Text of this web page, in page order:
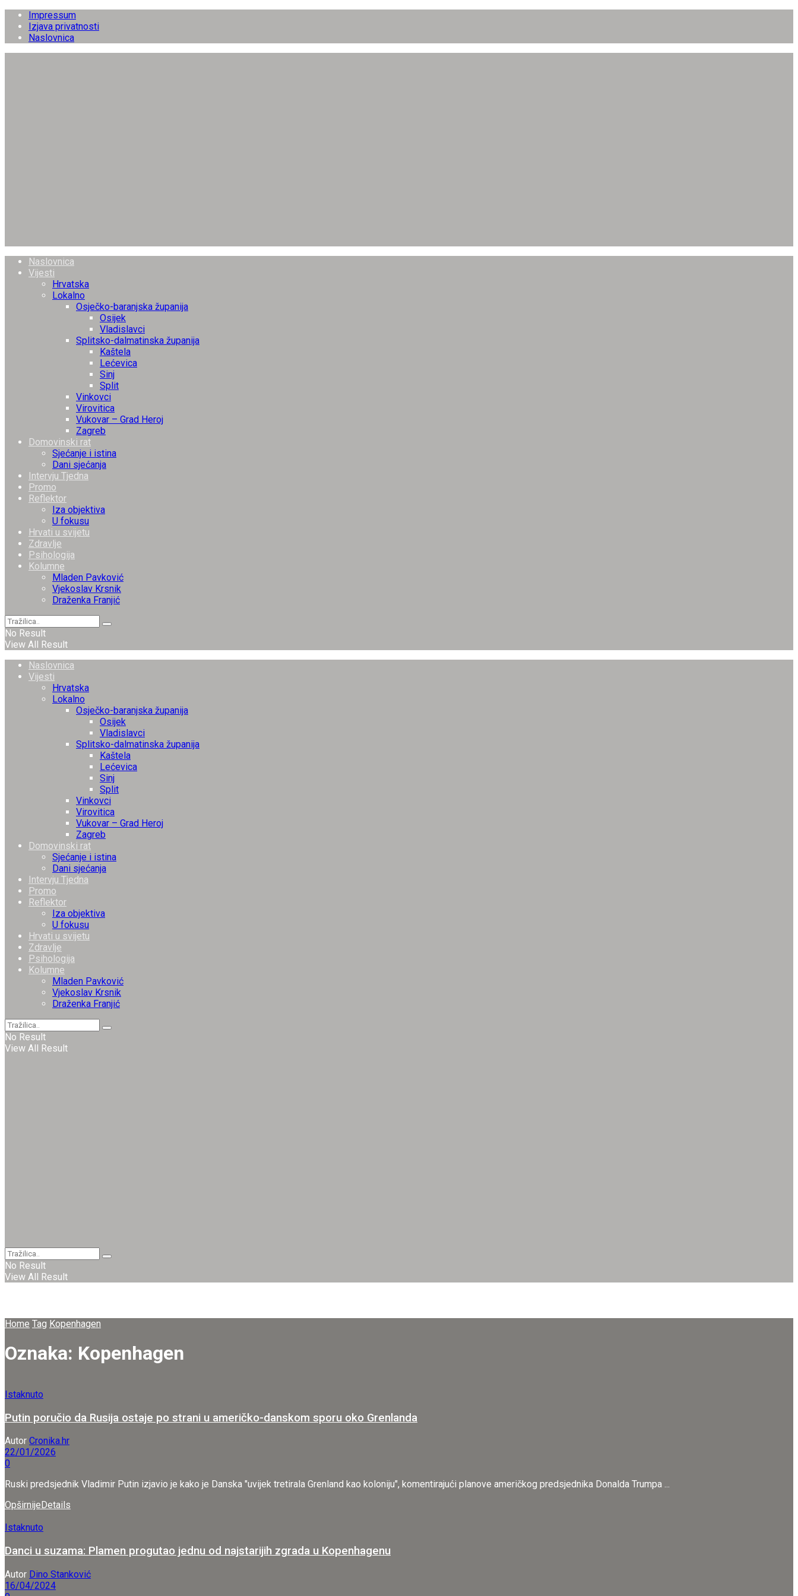
Impressum
Izjava privatnosti
Naslovnica
Naslovnica
Vijesti
Hrvatska
Lokalno
Osječko-baranjska županija
Osijek
Vladislavci
Splitsko-dalmatinska županija
Kaštela
Lećevica
Sinj
Split
Vinkovci
Virovitica
Vukovar – Grad Heroj
Zagreb
Domovinski rat
Sjećanje i istina
Dani sjećanja
Intervju Tjedna
Promo
Reflektor
Iza objektiva
U fokusu
Hrvati u svijetu
Zdravlje
Psihologija
Kolumne
Mladen Pavković
Vjekoslav Krsnik
Draženka Franjić
No Result
View All Result
Naslovnica
Vijesti
Hrvatska
Lokalno
Osječko-baranjska županija
Osijek
Vladislavci
Splitsko-dalmatinska županija
Kaštela
Lećevica
Sinj
Split
Vinkovci
Virovitica
Vukovar – Grad Heroj
Zagreb
Domovinski rat
Sjećanje i istina
Dani sjećanja
Intervju Tjedna
Promo
Reflektor
Iza objektiva
U fokusu
Hrvati u svijetu
Zdravlje
Psihologija
Kolumne
Mladen Pavković
Vjekoslav Krsnik
Draženka Franjić
No Result
View All Result
No Result
View All Result
Home Tag Kopenhagen
Oznaka: Kopenhagen
Istaknuto
Putin poručio da Rusija ostaje po strani u američko-danskom sporu oko Grenlanda
Autor Cronika.hr
22/01/2026
0
Ruski predsjednik Vladimir Putin izjavio je kako je Danska "uvijek tretirala Grenland kao koloniju", komentirajući planove američkog predsjednika Donalda Trumpa ...
Opširnije Details
Istaknuto
Danci u suzama: Plamen progutao jednu od najstarijih zgrada u Kopenhagenu
Autor Dino Stanković
16/04/2024